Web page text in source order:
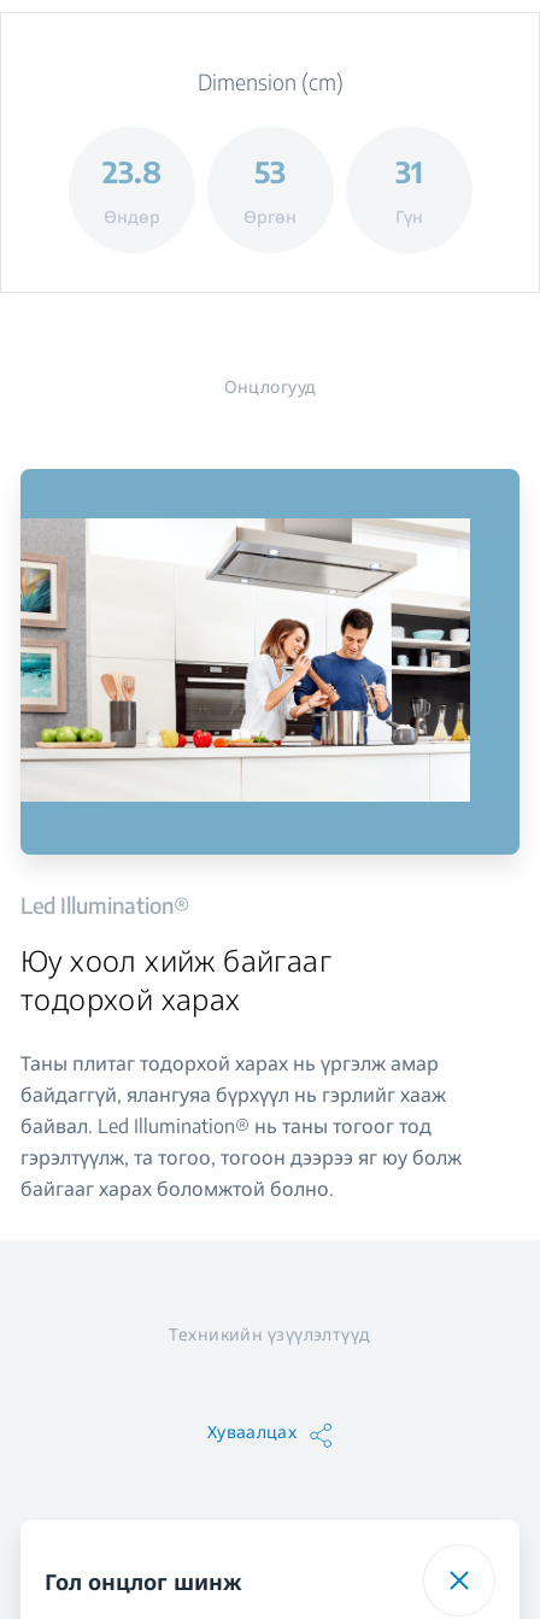
Dimension (cm)
23.8
Өндөр
53
Өргөн
31
Гүн
Онцлогууд
Led Illumination®
Юу хоол хийж байгааг
тодорхой харах
Таны плитаг тодорхой харах нь үргэлж амар
байдаггүй, ялангуяа бүрхүүл нь гэрлийг хааж
байвал. Led Illumination® нь таны тогоог тод
гэрэлтүүлж, та тогоо, тогоон дээрээ яг юу болж
байгааг харах боломжтой болно.
Техникийн үзүүлэлтүүд
Хуваалцах
Гол онцлог шинж